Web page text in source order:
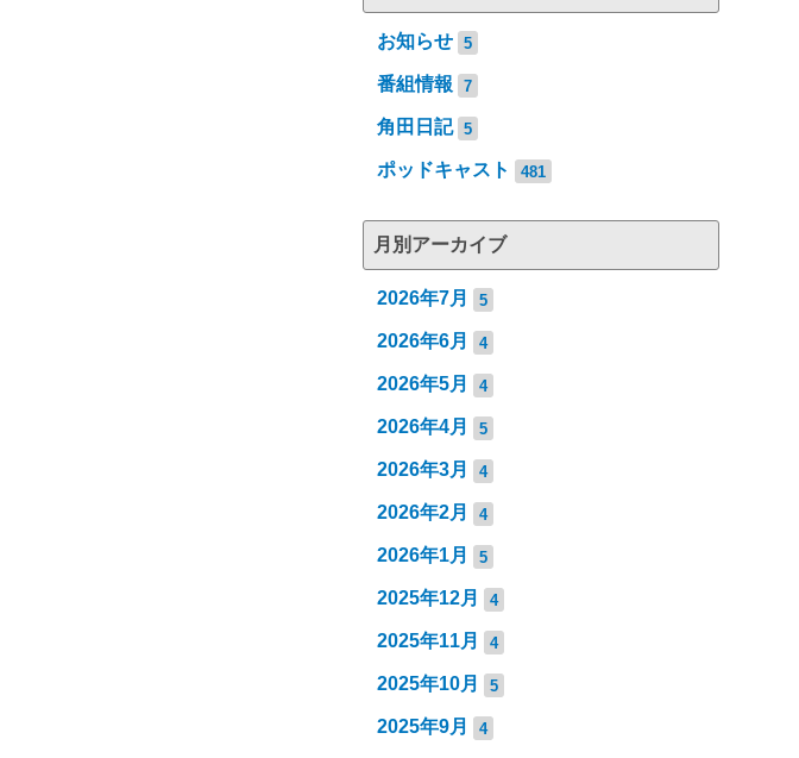
お知らせ 5
番組情報 7
角田日記 5
ポッドキャスト 481
月別アーカイブ
2026年7月 5
2026年6月 4
2026年5月 4
2026年4月 5
2026年3月 4
2026年2月 4
2026年1月 5
2025年12月 4
2025年11月 4
2025年10月 5
2025年9月 4